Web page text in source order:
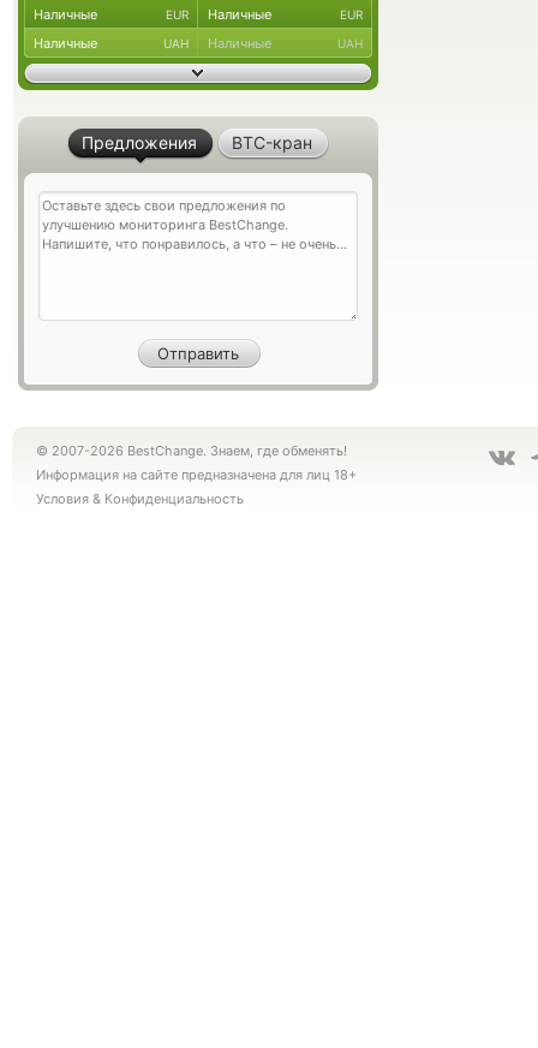
Наличные EUR Наличные EUR
Наличные UAH Наличные UAH
Предложения BTC-кран
© 2007-2026 BestChange. Знаем, где обменять!
Информация на сайте предназначена для лиц 18+
Условия & Конфиденциальность